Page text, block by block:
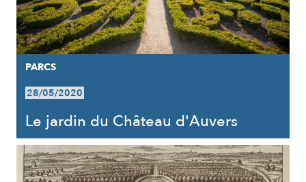
PARCS
28/05/2020
Le jardin du Château d'Auvers